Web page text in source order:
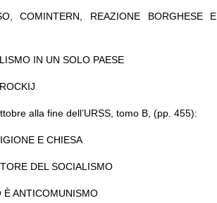
COMINTERN, REAZIONE BORGHESE E
IN UN SOLO PAESE
alla fine dell’URSS, tomo B, (pp. 455):
E CHIESA
DEL SOCIALISMO
È ANTICOMUNISMO